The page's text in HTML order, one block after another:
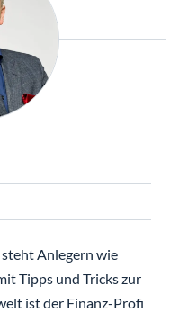
Anlegern wie
Tipps und Tricks zur
ist der Finanz-Profi